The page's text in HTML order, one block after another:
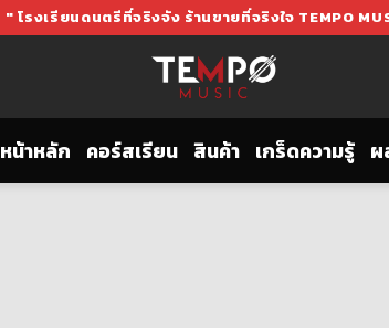
" โรงเรียนดนตรีที่จริงจัง ร้านขายที่จริงใจ TEMPO
หน้าหลัก คอร์สเรียน สินค้า เกร็ดความรู้ ผ